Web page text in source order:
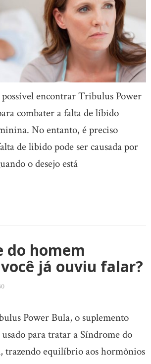
encontrar Tribulus Power
combater a falta de líbido
No entanto, é preciso
de libido pode ser causada por
o desejo está
do homem
já ouviu falar?
Power Bula, o suplemento
para tratar a Síndrome do
equilíbrio aos hormônios